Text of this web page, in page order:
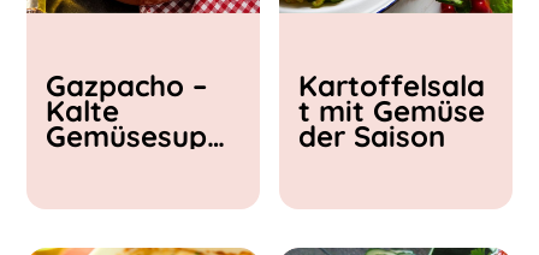
< 15 min
15 - 30 min
30 - 60 min
Gazpacho –
Kalte
Gemüsesupp
Kartoffelsala
t mit Gemüse
der Saison